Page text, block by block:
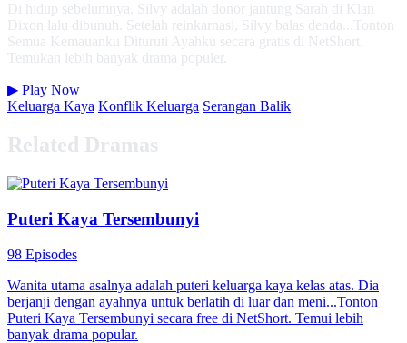
Di hidup sebelumnya, Silvy adalah donor jantung Sarah di Klan
Dixon lalu dibunuh. Setelah reinkarnasi, Silvy balas denda...Tonton
Semua Kemauanku Dituruti Ayahku secara gratis di NetShort.
Temukan lebih banyak drama populer.
▶ Play Now
Keluarga Kaya Konflik Keluarga Serangan Balik
Related Dramas
Puteri Kaya Tersembunyi
98 Episodes
Wanita utama asalnya adalah puteri keluarga kaya kelas atas. Dia
berjanji dengan ayahnya untuk berlatih di luar dan meni...Tonton
Puteri Kaya Tersembunyi secara free di NetShort. Temui lebih
banyak drama popular.